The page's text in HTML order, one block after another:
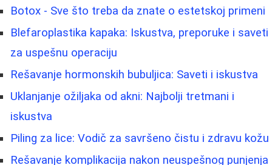
Botox - Sve što treba da znate o estetskoj primeni
Blefaroplastika kapaka: Iskustva, preporuke i saveti
za uspešnu operaciju
Rešavanje hormonskih bubuljica: Saveti i iskustva
Uklanjanje ožiljaka od akni: Najbolji tretmani i
iskustva
Piling za lice: Vodič za savršeno čistu i zdravu kožu
Rešavanje komplikacija nakon neuspešnog punjenja